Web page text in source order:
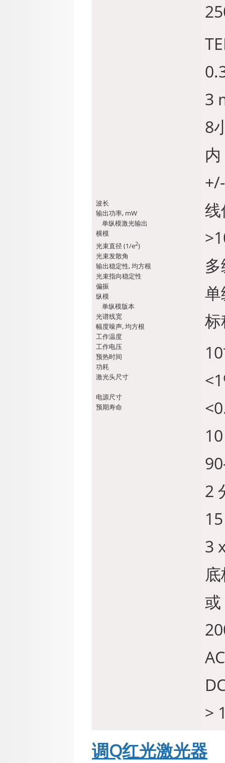
波长
输出功率, mW
单纵模激光输出
横模
光束直径 (1/e2)
光束发散角
输出稳定性, 均方根
光束指向稳定性
偏振
纵模
单纵模版本
光谱线宽
幅度噪声, 均方根
工作温度
工作电压
预热时间
功耗
激光头尺寸
电源尺寸
预期寿命
3
8
10
2
3
>
调Q红光激光器